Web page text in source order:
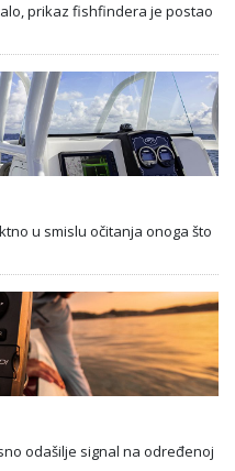
prikaz fishfindera je postao
u smislu očitanja onoga što
odašilje signal na određenoj